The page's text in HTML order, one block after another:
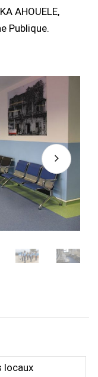
AHOUELE,
Publique.
locaux